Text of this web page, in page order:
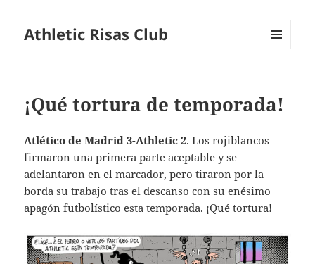
Athletic Risas Club
¡Qué tortura de temporada!
Atlético de Madrid 3-Athletic 2. Los rojiblancos
firmaron una primera parte aceptable y se
adelantaron en el marcador, pero tiraron por la
borda su trabajo tras el descanso con su enésimo
apagón futbolístico esta temporada. ¡Qué tortura!